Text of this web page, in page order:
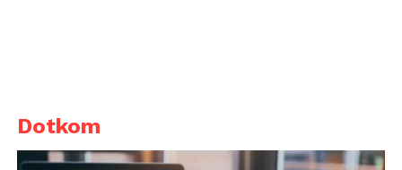
Dotkom